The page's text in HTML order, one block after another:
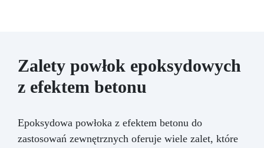
Zalety powłok epoksydowych
z efektem betonu
Epoksydowa powłoka z efektem betonu do
zastosowań zewnętrznych oferuje wiele zalet, które